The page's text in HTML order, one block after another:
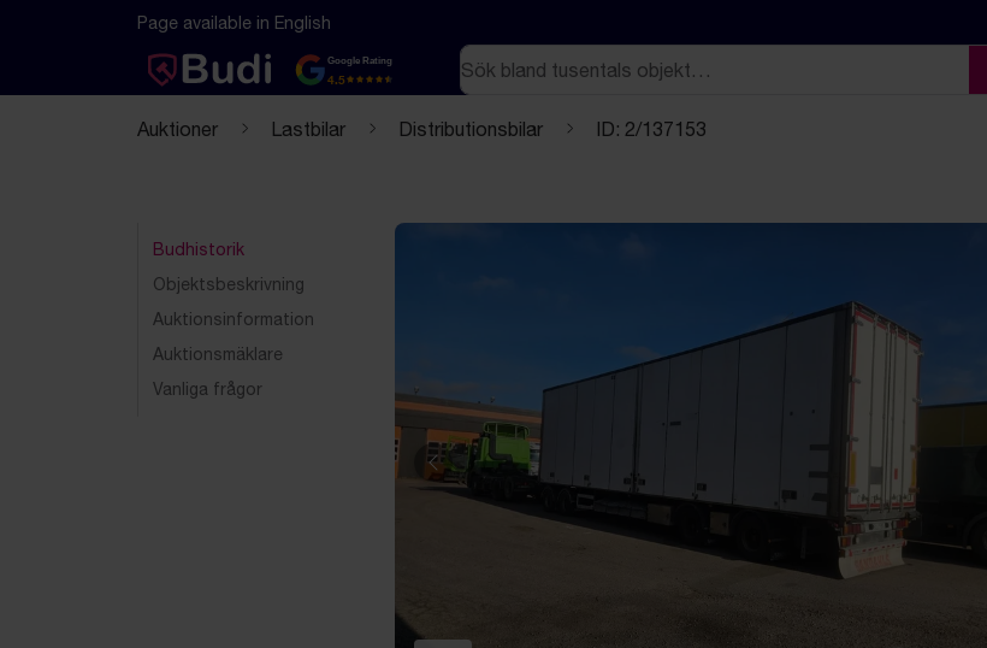
Hoppa till innehåll
Textbaserad (markdown) version av denna sida
Page available in English
Google Rating
4.5
Sök
Auktioner Lastbilar Distributionsbilar ID: 2/137153
Budhistorik
Objektsbeskrivning
Auktionsinformation
Auktionsmäklare
Vanliga frågor
Föregående